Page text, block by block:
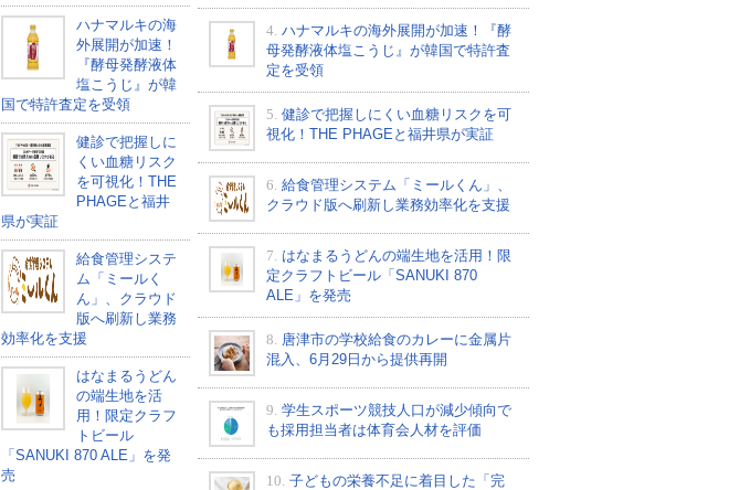
ハナマルキの海
外展開が加速！
『酵母発酵液体
塩こうじ』が韓
国で特許査定を受領
健診で把握しに
くい血糖リスク
を可視化！THE
PHAGEと福井
県が実証
給食管理システ
ム「ミールく
ん」、クラウド
版へ刷新し業務
効率化を支援
はなまるうどん
の端生地を活
用！限定クラフ
トビール
「SANUKI 870 ALE」を発
売
4. ハナマルキの海外展開が加速！『酵
母発酵液体塩こうじ』が韓国で特許査
定を受領
5. 健診で把握しにくい血糖リスクを可
視化！THE PHAGEと福井県が実証
6. 給食管理システム「ミールくん」、
クラウド版へ刷新し業務効率化を支援
7. はなまるうどんの端生地を活用！限
定クラフトビール「SANUKI 870
ALE」を発売
8. 唐津市の学校給食のカレーに金属片
混入、6月29日から提供再開
9. 学生スポーツ競技人口が減少傾向で
も採用担当者は体育会人材を評価
10. 子どもの栄養不足に着目した「完